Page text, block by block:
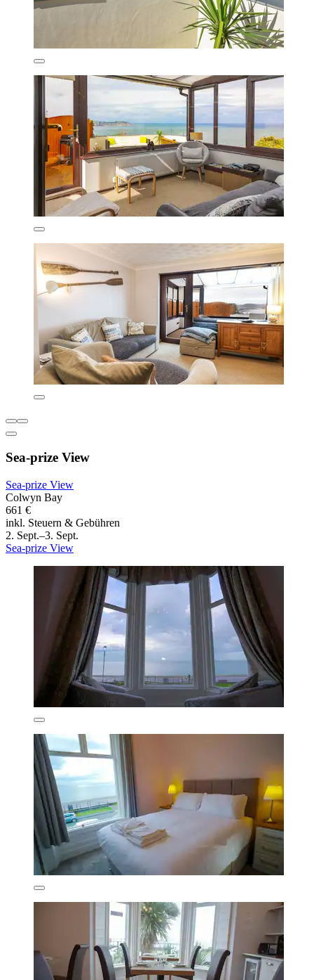
Sea-prize View
Sea-prize View
Colwyn Bay
661 €
inkl. Steuern & Gebühren
2. Sept.–3. Sept.
Sea-prize View